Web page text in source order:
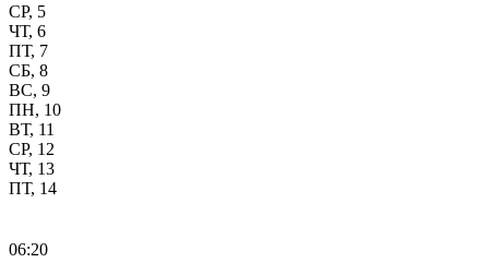
СР, 5
ЧТ, 6
ПТ, 7
СБ, 8
ВС, 9
ПН, 10
ВТ, 11
СР, 12
ЧТ, 13
ПТ, 14
06:20